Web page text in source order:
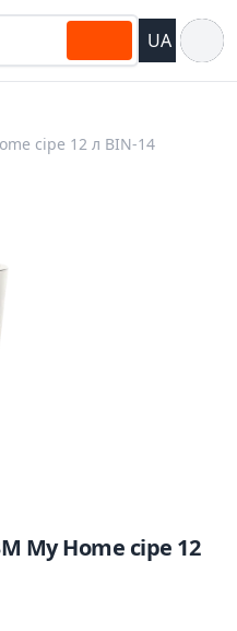
UA
сіре 12 л BIN-14
My Home сіре 12